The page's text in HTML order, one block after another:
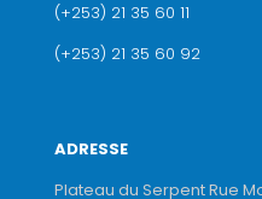
(+253) 21 35 60 11
(+253) 21 35 60 92
ADRESSE
Plateau du Serpent Rue